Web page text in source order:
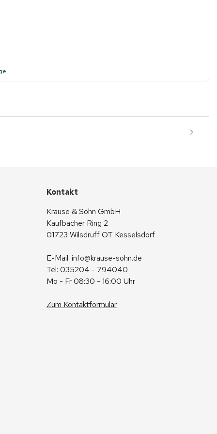
Kontakt
Krause & Sohn GmbH
Kaufbacher Ring 2
01723 Wilsdruff OT Kesselsdorf
E-Mail: info@krause-sohn.de
Tel: 035204 - 794040
Mo - Fr 08:30 - 16:00 Uhr
Zum Kontaktformular